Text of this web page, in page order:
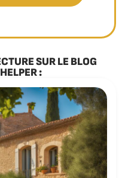
SUR LE BLOG
: